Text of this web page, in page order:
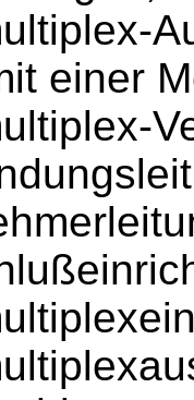
einer